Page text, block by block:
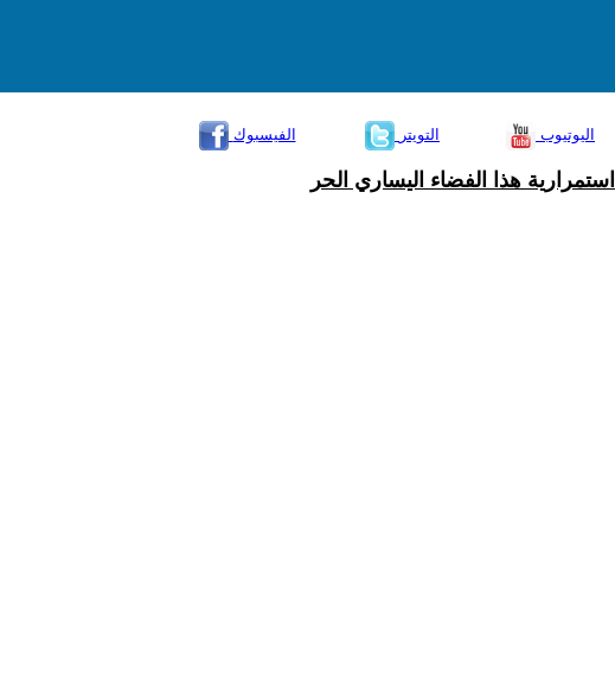
الفيسبوك
التويتر اليوتيوب
هذا الفضاء اليساري الحر